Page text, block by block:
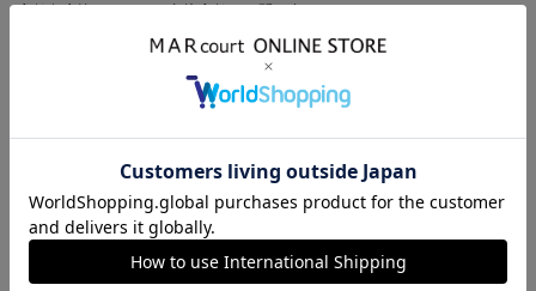
店舗在庫等については直接店舗にお問い合わせください。
STYLING